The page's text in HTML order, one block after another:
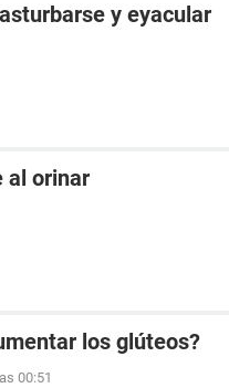
y eyacular
al orinar
los glúteos?
00:51